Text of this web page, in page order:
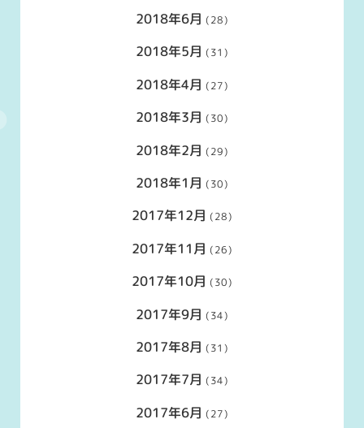
2018年6月 (28)
2018年5月 (31)
2018年4月 (27)
2018年3月 (30)
2018年2月 (29)
2018年1月 (30)
2017年12月 (28)
2017年11月 (26)
2017年10月 (30)
2017年9月 (34)
2017年8月 (31)
2017年7月 (34)
2017年6月 (27)